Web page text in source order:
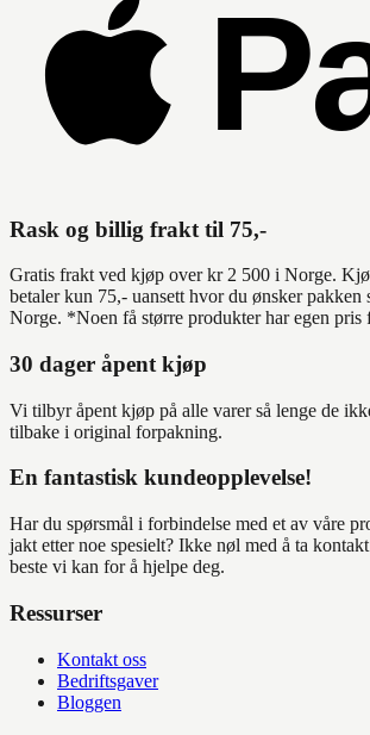
Rask og billig frakt til 75,-
Gratis frakt ved kjøp over kr 2 500 i Norge.
betaler kun 75,- uansett hvor du ønsker pakken
Norge. *Noen få større produkter har egen pris
30 dager åpent kjøp
Vi tilbyr åpent kjøp på alle varer så lenge de
tilbake i original forpakning.
En fantastisk kundeopplevelse!
Har du spørsmål i forbindelse med et av våre
jakt etter noe spesielt? Ikke nøl med å ta
beste vi kan for å hjelpe deg.
Ressurser
Kontakt oss
Bedriftsgaver
Bloggen